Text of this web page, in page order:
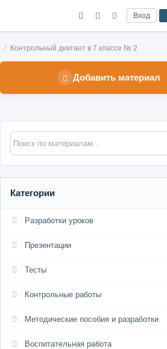
Вход
/ Контрольный диктант в 7 классе № 2
Добавить материал
Категории
Разработки уроков
Презентации
Тесты
Контрольные работы
Методические пособия и разработки
Воспитательная работа